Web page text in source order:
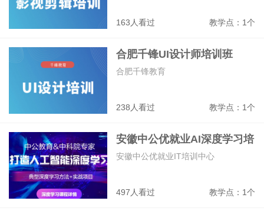
163人看过 教学点：1个
合肥千锋UI设计师培训班
238人看过 教学点：1个
合肥千锋教育
安徽中公优就业AI深度学习培
训班
497人看过 教学点：1个
安徽中公优就业IT培训中心